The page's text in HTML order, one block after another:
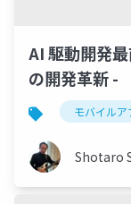
AI 駆動開発
の開発革新 -
モバイルア
Shotaro